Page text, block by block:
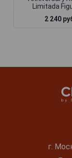
Limitada
2 240
г.